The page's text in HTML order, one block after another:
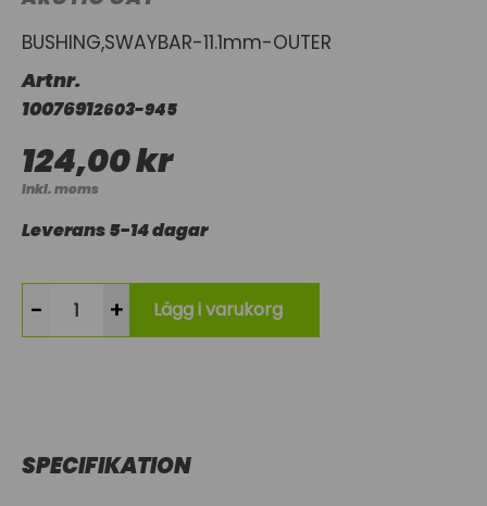
BUSHING,SWAYBAR-11.1mm-OUTER
Artnr.
10076912603-945
124,00 kr
Inkl. moms
Leverans 5-14 dagar
- + Lägg i varukorg
SPECIFIKATION